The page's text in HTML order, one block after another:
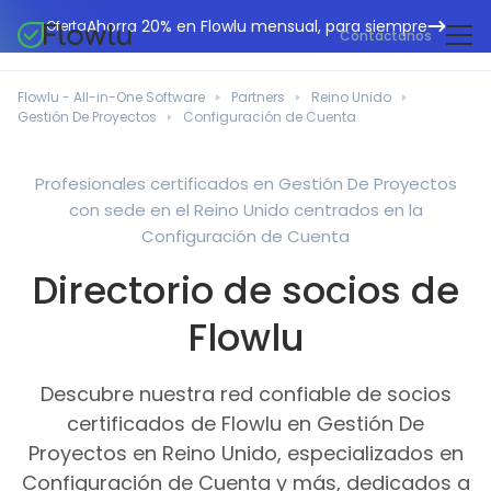
OfertaAhorra 20% en Flowlu mensual, para siempre
Contáctanos
Gestión de proyectos
Facturación en línea
Automatización del flujo de trabajo
Herramientas de colaboración
Gestión financiera
Base de conocimientos
Agencias de marketing
Departamentos de TI
Consultores empresariales
Empresas manufactureras
Pequeños negocios
Organizadores de eventos
Centro de ayuda
Blog Flowlu
Guías
Casos prácticos
Herramientas gratuitas
Português
Flowlu - All-in-One Software Partners
Reino Unido
Gestión De Proyectos
Configuración de Cuenta
Profesionales certificados en Gestión De Proyectos
con sede en el Reino Unido centrados en la
Configuración de Cuenta
Directorio de socios de
Flowlu
Descubre nuestra red confiable de socios
certificados de Flowlu en Gestión De
Proyectos en Reino Unido, especializados en
Configuración de Cuenta y más, dedicados a